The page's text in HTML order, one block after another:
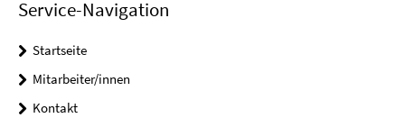
Service-Navigation
Startseite
Mitarbeiter/innen
Kontakt